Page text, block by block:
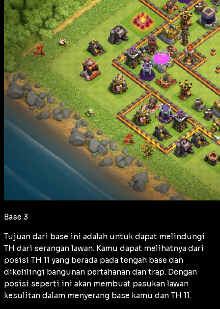
Base 3
Tujuan dari base ini adalah untuk dapat melindungi
TH dari serangan lawan. Kamu dapat melihatnya dari
posisi TH 11 yang berada pada tengah base dan
dikelilingi bangunan pertahanan dan trap. Dengan
posisi seperti ini akan membuat pasukan lawan
kesulitan dalam menyerang base kamu dan TH 11.